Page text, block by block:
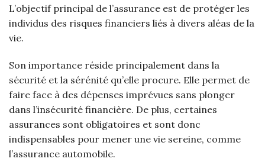
L’objectif principal de l’assurance est de protéger les
individus des risques financiers liés à divers aléas de la
vie.
Son importance réside principalement dans la
sécurité et la sérénité qu’elle procure. Elle permet de
faire face à des dépenses imprévues sans plonger
dans l’insécurité financière. De plus, certaines
assurances sont obligatoires et sont donc
indispensables pour mener une vie sereine, comme
l’assurance automobile.